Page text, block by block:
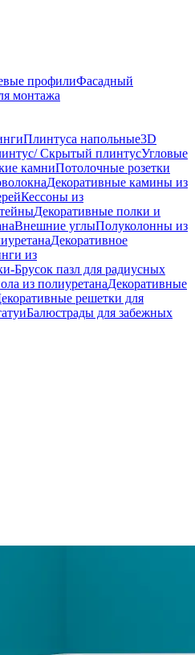
профилиФасадный
монтажа
Плинтуса напольные3D
Скрытый плинтусУгловые
камниПотолочные розетки
Декоративные камины из
Кессоны из
Декоративные полки и
Внешние углыПолуколонны из
Декоративное
из
Брусок пазл для радиусных
из полиуретанаДекоративные
решетки для
Балюстрады для забежных